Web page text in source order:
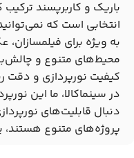
انتخابی است که
به ویژه برای
محیط‌های متنوع و
کیفیت نورپردازی و دقت
در سینماکالا، ما این
دنبال قابلیت‌های
پروژه‌های متنوع